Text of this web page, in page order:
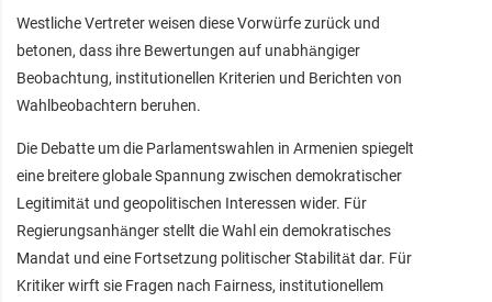
Westliche Vertreter weisen diese Vorwürfe zurück und
betonen, dass ihre Bewertungen auf unabhängiger
Beobachtung, institutionellen Kriterien und Berichten von
Wahlbeobachtern beruhen.
Die Debatte um die Parlamentswahlen in Armenien spiegelt
eine breitere globale Spannung zwischen demokratischer
Legitimität und geopolitischen Interessen wider. Für
Regierungsanhänger stellt die Wahl ein demokratisches
Mandat und eine Fortsetzung politischer Stabilität dar. Für
Kritiker wirft sie Fragen nach Fairness, institutionellem